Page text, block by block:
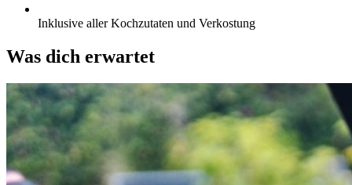
Inklusive aller Kochzutaten und Verkostung
Was dich erwartet